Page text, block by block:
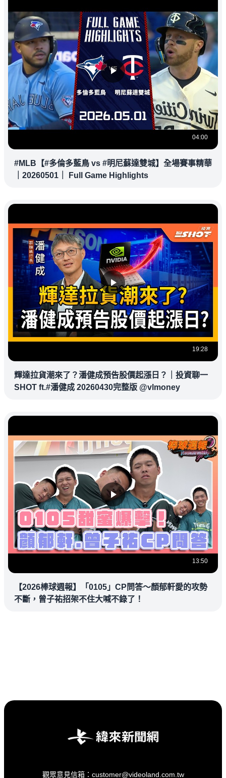
04:00
#MLB【#多倫多藍鳥 vs #明尼蘇達雙城】全場賽事精華
｜20260501｜ Full Game Highlights
19:28
輝達拉貨潮來了？潘健成預告股價起漲日？｜投資聊一
SHOT ft.#潘健成 20260430完整版 @vlmoney
13:50
【2026棒球週報】「0105」CP問答～顏郁軒愛的攻勢
不斷，曾子祐招架不住大喊不錄了！
觀眾意見信箱：customer@videoland.com.tw